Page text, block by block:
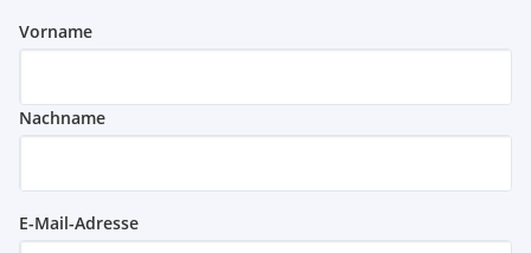
Vorname
Nachname
E-Mail-Adresse